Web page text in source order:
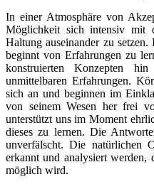
In einer Atmosphäre von
Möglichkeit sich intensiv mit
Haltung auseinander zu
beginnt von Erfahrungen zu
konstruierten Konzepten
unmittelbaren Erfahrungen.
sich an und beginnen im
von seinem Wesen her frei
unterstützt uns im Moment
dieses zu lernen. Die
unverfälscht. Die natürlichen
erkannt und analysiert werden,
möglich wird.